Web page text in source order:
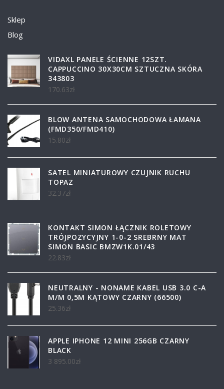
Sklep
Blog
VIDAXL PANELE ŚCIENNE 12SZT.
CAPPUCCINO 30X30CM SZTUCZNA SKÓRA
343803
170.63zł
BLOW ANTENA SAMOCHODOWA ŁAMANA
(FMD350/FMD410)
15.80zł
SATEL MINIATUROWY CZUJNIK RUCHU
TOPAZ
32.37zł
KONTAKT SIMON ŁĄCZNIK ROLETOWY
TRÓJPOZYCYJNY 1-0-2 SREBRNY MAT
SIMON BASIC BMZW1K.01/43
22.83zł
NEUTRALNY - NONAME KABEL USB 3.0 C-A
M/M 0,5M KĄTOWY CZARNY (66500)
25.36zł
APPLE IPHONE 12 MINI 256GB CZARNY
BLACK
3 895.00zł